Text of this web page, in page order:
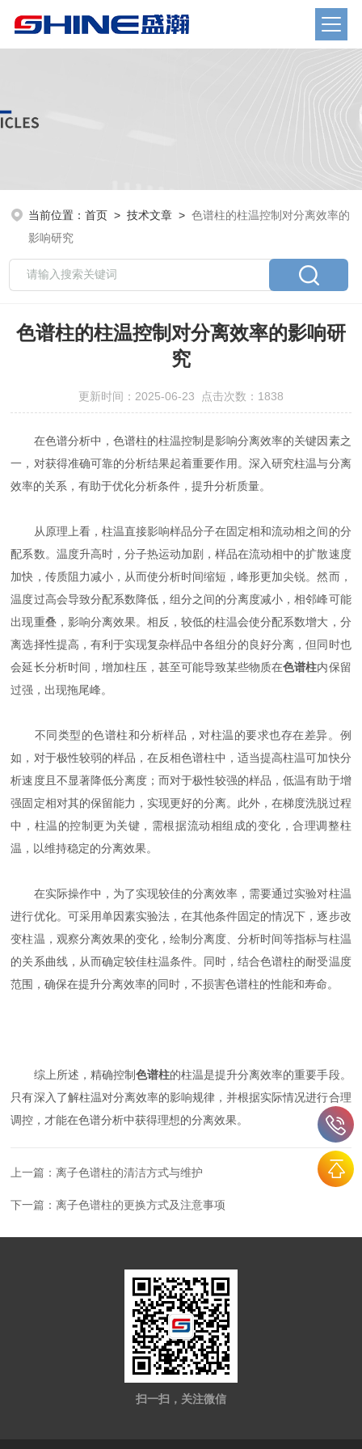
当前位置：首页 >技术文章 >色谱柱的柱温控制对分离效率的
影响研究
色谱柱的柱温控制对分离效率的影响研
究
更新时间：2025-06-23 点击次数：1838
在色谱分析中，色谱柱的柱温控制是影响分离效率的关键因素之
一，对获得准确可靠的分析结果起着重要作用。深入研究柱温与分离
效率的关系，有助于优化分析条件，提升分析质量。​
从原理上看，柱温直接影响样品分子在固定相和流动相之间的分
配系数。温度升高时，分子热运动加剧，样品在流动相中的扩散速度
加快，传质阻力减小，从而使分析时间缩短，峰形更加尖锐。然而，
温度过高会导致分配系数降低，组分之间的分离度减小，相邻峰可能
出现重叠，影响分离效果。相反，较低的柱温会使分配系数增大，分
离选择性提高，有利于实现复杂样品中各组分的良好分离，但同时也
会延长分析时间，增加柱压，甚至可能导致某些物质在色谱柱内保留
过强，出现拖尾峰。​
不同类型的色谱柱和分析样品，对柱温的要求也存在差异。例
如，对于极性较弱的样品，在反相色谱柱中，适当提高柱温可加快分
析速度且不显著降低分离度；而对于极性较强的样品，低温有助于增
强固定相对其的保留能力，实现更好的分离。此外，在梯度洗脱过程
中，柱温的控制更为关键，需根据流动相组成的变化，合理调整柱
温，以维持稳定的分离效果。​
在实际操作中，为了实现较佳的分离效率，需要通过实验对柱温
进行优化。可采用单因素实验法，在其他条件固定的情况下，逐步改
变柱温，观察分离效果的变化，绘制分离度、分析时间等指标与柱温
的关系曲线，从而确定较佳柱温条件。同时，结合色谱柱的耐受温度
范围，确保在提升分离效率的同时，不损害色谱柱的性能和寿命。​
综上所述，精确控制色谱柱的柱温是提升分离效率的重要手段。
只有深入了解柱温对分离效率的影响规律，并根据实际情况进行合理
调控，才能在色谱分析中获得理想的分离效果。
上一篇：离子色谱柱的清洁方式与维护
下一篇：离子色谱柱的更换方式及注意事项
扫一扫，关注微信